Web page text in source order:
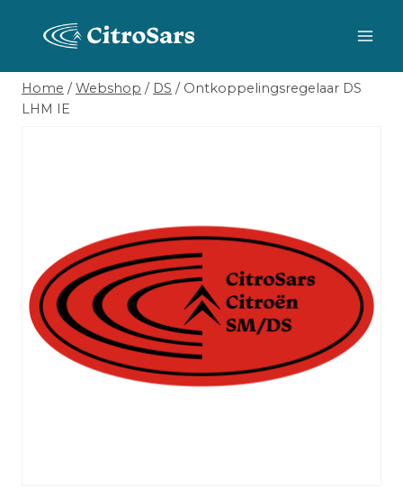
Home / Webshop / DS / Ontkoppelingsregelaar DS
LHM IE